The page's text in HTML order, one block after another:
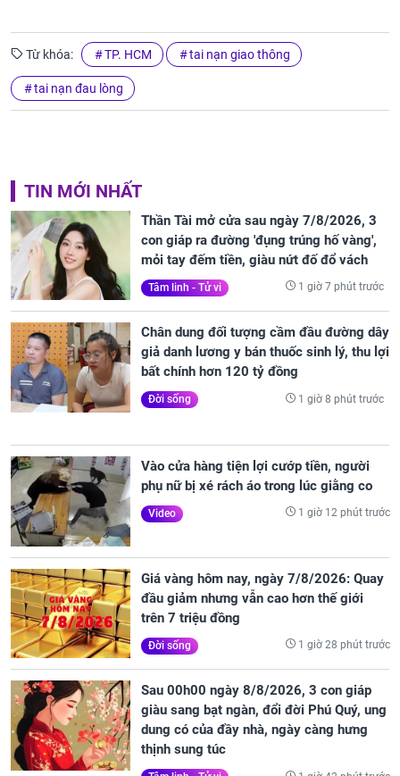
Từ khóa: TP. HCM tai nạn giao thông
tai nạn đau lòng
TIN MỚI NHẤT
Thần Tài mở cửa sau ngày 7/8/2026, 3
con giáp ra đường 'đụng trúng hố vàng',
mỏi tay đếm tiền, giàu nứt đố đổ vách
Tâm linh - Tử vi 1 giờ 7 phút trước
Chân dung đối tượng cầm đầu đường dây
giả danh lương y bán thuốc sinh lý, thu lợi
bất chính hơn 120 tỷ đồng
Đời sống 1 giờ 8 phút trước
Vào cửa hàng tiện lợi cướp tiền, người
phụ nữ bị xé rách áo trong lúc giằng co
Video 1 giờ 12 phút trước
Giá vàng hôm nay, ngày 7/8/2026: Quay
đầu giảm nhưng vẫn cao hơn thế giới
trên 7 triệu đồng
Đời sống 1 giờ 28 phút trước
Sau 00h00 ngày 8/8/2026, 3 con giáp
giàu sang bạt ngàn, đổi đời Phú Quý, ung
dung có của đầy nhà, ngày càng hưng
thịnh sung túc